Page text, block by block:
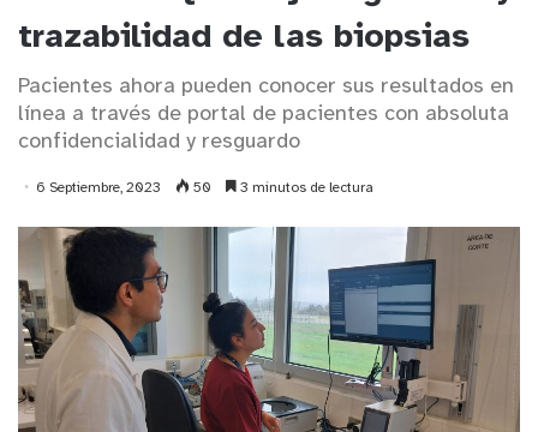
trazabilidad de las biopsias
Pacientes ahora pueden conocer sus resultados en
línea a través de portal de pacientes con absoluta
confidencialidad y resguardo
6 Septiembre, 2023 50 3 minutos de lectura